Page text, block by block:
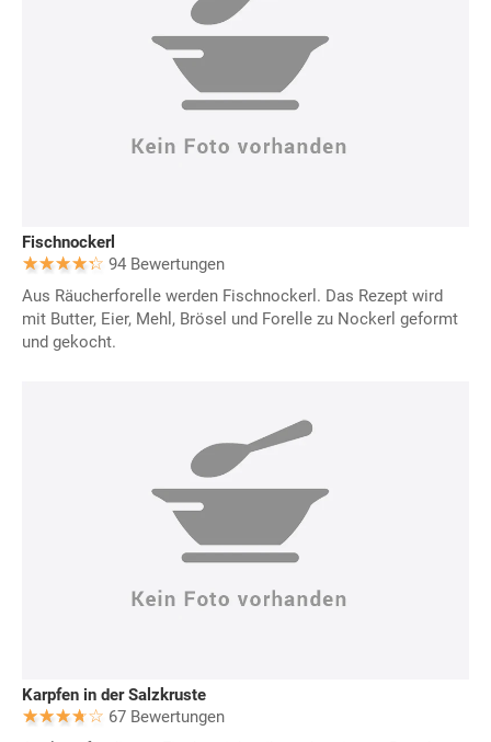
Fischnockerl
94 Bewertungen
Aus Räucherforelle werden Fischnockerl. Das Rezept wird
mit Butter, Eier, Mehl, Brösel und Forelle zu Nockerl geformt
und gekocht.
Karpfen in der Salzkruste
67 Bewertungen